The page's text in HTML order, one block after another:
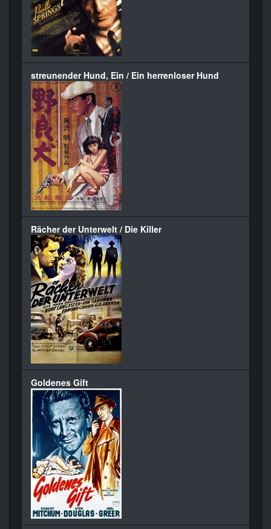
streunender Hund, Ein / Ein herrenloser Hund
Rächer der Unterwelt / Die Killer
Goldenes Gift